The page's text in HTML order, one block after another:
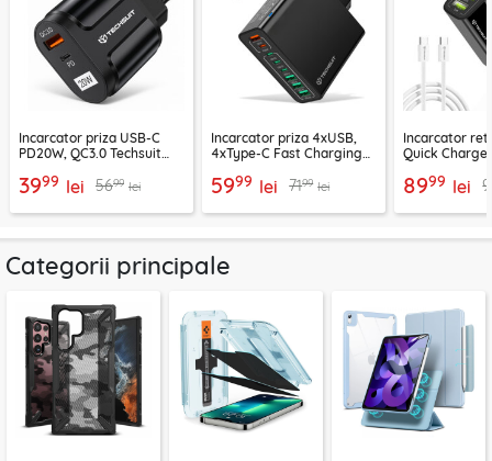
Incarcator priza USB-C
PD20W, QC3.0 Techsuit
CHPD038
3999 lei 5699 lei
Incarcator priza 4xUSB,
4xType-C Fast Charging
negru, CHPD224
5999 lei 7199 lei
Incarcator
Quick Charge
CHC2
8999 lei
Categorii principale